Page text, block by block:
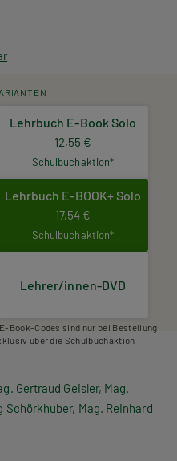
Lehrbuch E-Book Solo
12,55 €
Schulbuchaktion*
Lehrbuch E-BOOK+ Solo
17,54 €
Schulbuchaktion*
Lehrer/innen-DVD
Book-Codes sind nur bei Bestellung
über die Schulbuchaktion
Gertraud Geisler, Mag.
Schörkhuber, Mag. Reinhard